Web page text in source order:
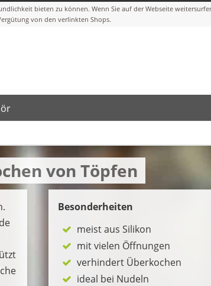
von Töpfen
Besonderheiten
meist aus Silikon
mit vielen Öffnungen
verhindert Überkochen
ideal bei Nudeln